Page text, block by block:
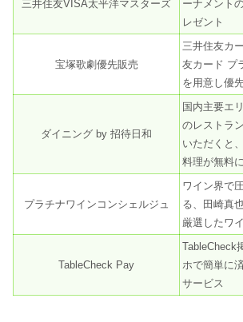
三井住友VISA太平洋マスターズ
ーナメント
レゼント
宝塚歌劇優先販売
三井住友カ
友カード プ
を用意し優
ダイニング by 招待日和
国内主要エ
のレストラ
いただくと
料理が無料
プラチナワインコンシェルジュ
ワイン界で
る、田崎真
厳選したワ
TableCheck Pay
TableCheck
ホで簡単に
サービス